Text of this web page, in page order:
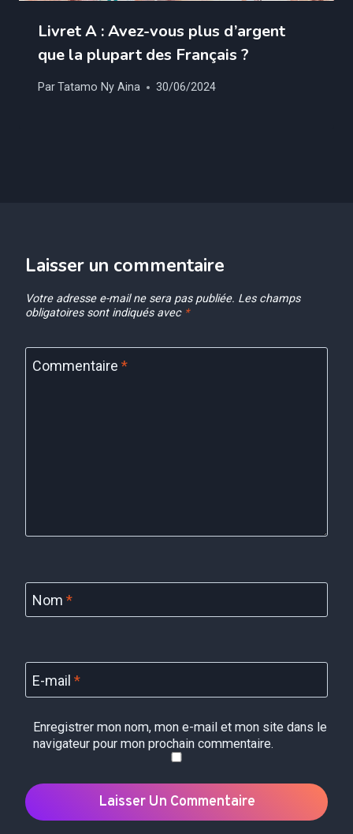
Livret A : Avez-vous plus d’argent
que la plupart des Français ?
ParTatamo Ny Aina 30/06/2024
Laisser un commentaire
Votre adresse e-mail ne sera pas publiée. Les champs
obligatoires sont indiqués avec *
Commentaire *
Nom *
E-mail *
Enregistrer mon nom, mon e-mail et mon site dans le
navigateur pour mon prochain commentaire.